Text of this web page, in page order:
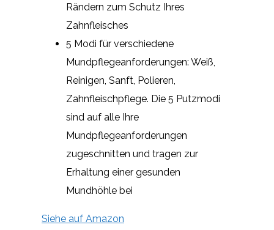
Rändern zum Schutz Ihres
Zahnfleisches
5 Modi für verschiedene
Mundpflegeanforderungen: Weiß,
Reinigen, Sanft, Polieren,
Zahnfleischpflege. Die 5 Putzmodi
sind auf alle Ihre
Mundpflegeanforderungen
zugeschnitten und tragen zur
Erhaltung einer gesunden
Mundhöhle bei
Siehe auf Amazon